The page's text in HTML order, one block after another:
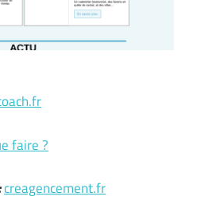
faire ?
creagencement.fr